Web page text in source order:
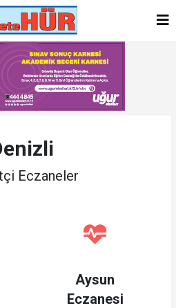
Eczaneler
Aysun
Eczanesi